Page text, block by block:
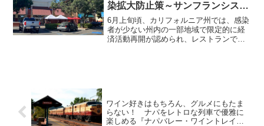
染拡大防止策～サンフランシスコ
編～
6月上旬頃、カリフォルニア州では、感染
者が少ない州内の一部地域で限定的に経
済活動再開が認められ、レストランでの
ワイン好きはもちろん、グルメにもたま
らない！ ナパをレトロな列車で優雅に
楽しめる『ナパバレー・ワイントレイ